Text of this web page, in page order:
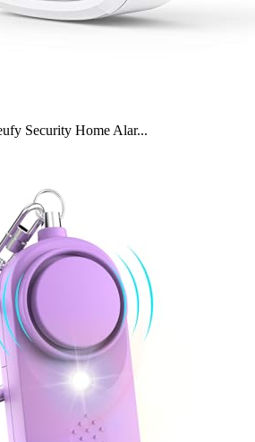
Security Home Alar...